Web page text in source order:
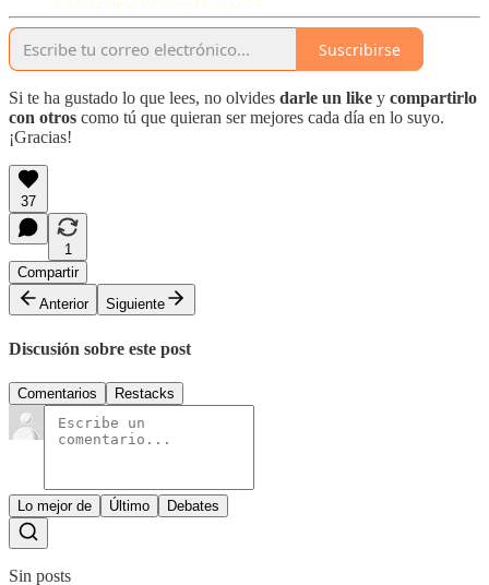
Suscribirse
Si te ha gustado lo que lees, no olvides darle un like y compartirlo
con otros como tú que quieran ser mejores cada día en lo suyo.
¡Gracias!
37
1
Compartir
Anterior
Siguiente
Discusión sobre este post
Comentarios Restacks
Lo mejor de Último Debates
Sin posts